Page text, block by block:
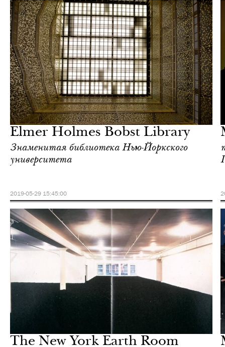
Elmer Holmes Bobst Library
Знаменитая библиотека Нью-Йоркского
университета
2019-05-29 15:45:00
среда
Йорк
The New York Earth Room